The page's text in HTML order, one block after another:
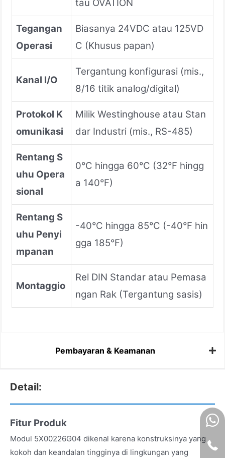
tau OVATION
Tegangan
Operasi
Biasanya 24VDC atau 125VD
C (Khusus papan)
Kanal I/O
Tergantung konfigurasi (mis.,
8/16 titik analog/digital)
Protokol K
omunikasi
Milik Westinghouse atau Stan
dar Industri (mis., RS-485)
Rentang S
uhu Opera
sional
0°C hingga 60°C (32°F hingg
a 140°F)
Rentang S
uhu Penyi
mpanan
-40°C hingga 85°C (-40°F hin
gga 185°F)
Montaggio
Rel DIN Standar atau Pemasa
ngan Rak (Tergantung sasis)
Pembayaran & Keamanan
Detail:
Fitur Produk
Modul 5X00226G04 dikenal karena konstruksinya yang
kokoh dan keandalan tingginya di lingkungan yang